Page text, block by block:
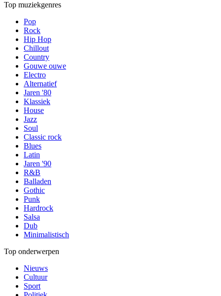
Top muziekgenres
Pop
Rock
Hip Hop
Chillout
Country
Gouwe ouwe
Electro
Alternatief
Jaren '80
Klassiek
House
Jazz
Soul
Classic rock
Blues
Latin
Jaren '90
R&B
Balladen
Gothic
Punk
Hardrock
Salsa
Dub
Minimalistisch
Top onderwerpen
Nieuws
Cultuur
Sport